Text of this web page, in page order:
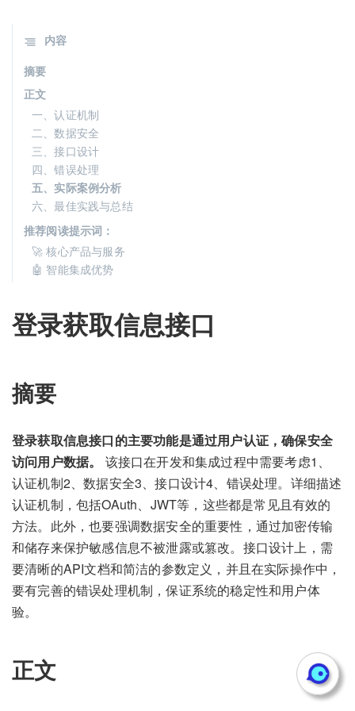
登录获取信息接口
摘要
登录获取信息接口的主要功能是通过用户认证，确保安全
访问用户数据。
该接口在开发和集成过程中需要考虑1、
认证机制2、数据安全3、接口设计4、错误处理。详细描述
认证机制，包括OAuth、JWT等，这些都是常见且有效的
方法。此外，也要强调数据安全的重要性，通过加密传输
和储存来保护敏感信息不被泄露或篡改。接口设计上，需
要清晰的API文档和简洁的参数定义，并且在实际操作中，
要有完善的错误处理机制，保证系统的稳定性和用户体
验。
正文
内容
摘要
正文
一、认证机制
二、数据安全
三、接口设计
四、错误处理
五、实际案例分析
六、最佳实践与总结
推荐阅读提示词：
🚀 核心产品与服务
🤖 智能集成优势